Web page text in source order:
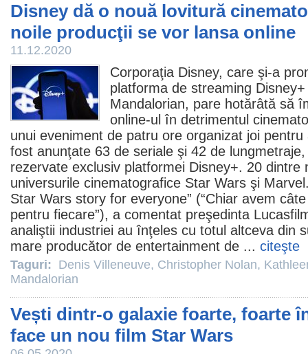
Disney dă o nouă lovitură
noile producţii se vor lansa online
11.12.2020
Corporaţia Disney, care şi-a
platforma de streaming
Mandalorian, pare hotărâtă să
online-ul în detrimentul
unui eveniment de patru ore organizat joi
fost anunţate 63 de seriale şi 42 de
rezervate exclusiv platformei Disney+. 20 dintre
universurile cinematografice Star Wars şi
Star Wars story for everyone” (“Chiar avem
pentru fiecare”), a comentat preşedinta
analiştii industriei au înţeles cu totul altceva din
mare producător de entertainment de ... citeşte
Taguri: Denis Villeneuve, Christopher Nolan,
Mandalorian
Vești dintr-o galaxie foarte, foarte
face un nou film Star Wars